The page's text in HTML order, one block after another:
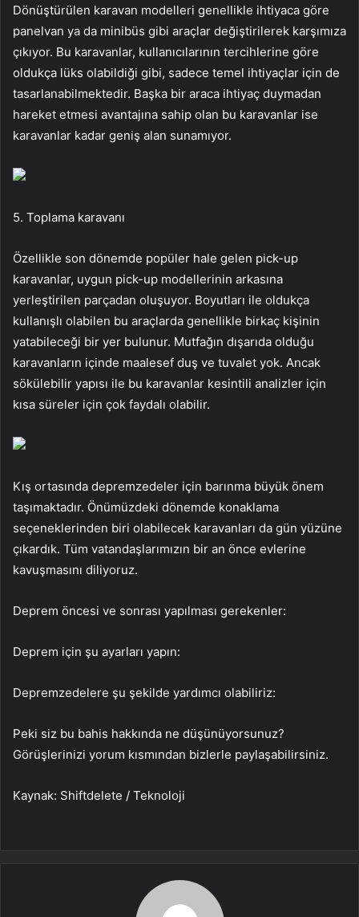
Dönüştürülen karavan modelleri genellikle ihtiyaca göre
panelvan ya da minibüs gibi araçlar değiştirilerek karşımıza
çıkıyor. Bu karavanlar, kullanıcılarının tercihlerine göre
oldukça lüks olabildiği gibi, sadece temel ihtiyaçlar için de
tasarlanabilmektedir. Başka bir araca ihtiyaç duymadan
hareket etmesi avantajına sahip olan bu karavanlar ise
karavanlar kadar geniş alan sunamıyor.
5. Toplama karavanı
Özellikle son dönemde popüler hale gelen pick-up
karavanlar, uygun pick-up modellerinin arkasına
yerleştirilen parçadan oluşuyor. Boyutları ile oldukça
kullanışlı olabilen bu araçlarda genellikle birkaç kişinin
yatabileceği bir yer bulunur. Mutfağın dışarıda olduğu
karavanların içinde maalesef duş ve tuvalet yok. Ancak
sökülebilir yapısı ile bu karavanlar kesintili analizler için
kısa süreler için çok faydalı olabilir.
Kış ortasında depremzedeler için barınma büyük önem
taşımaktadır. Önümüzdeki dönemde konaklama
seçeneklerinden biri olabilecek karavanları da gün yüzüne
çıkardık. Tüm vatandaşlarımızın bir an önce evlerine
kavuşmasını diliyoruz.
Deprem öncesi ve sonrası yapılması gerekenler:
Deprem için şu ayarları yapın:
Depremzedelere şu şekilde yardımcı olabiliriz:
Peki siz bu bahis hakkında ne düşünüyorsunuz?
Görüşlerinizi yorum kısmından bizlerle paylaşabilirsiniz.
Kaynak: Shiftdelete / Teknoloji